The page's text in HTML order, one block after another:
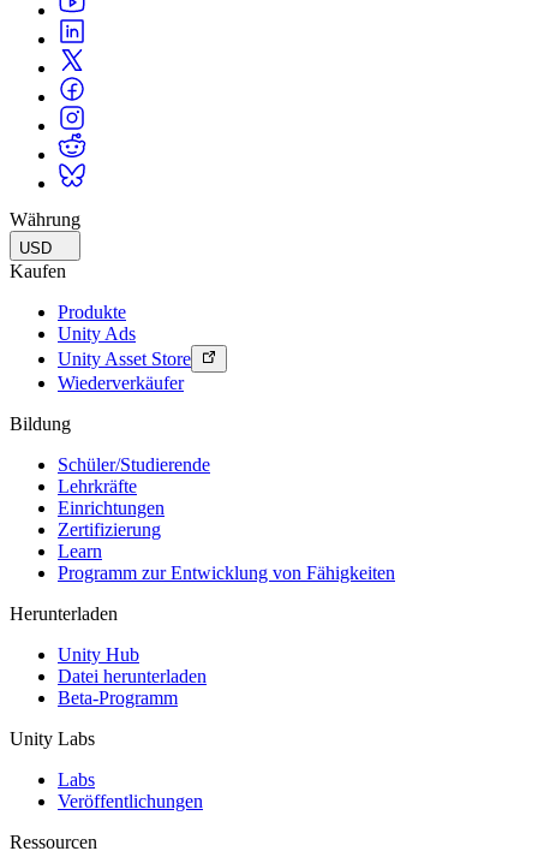
Währung
USD
Kaufen
Produkte
Unity Ads
Unity Asset Store
Wiederverkäufer
Bildung
Schüler/Studierende
Lehrkräfte
Einrichtungen
Zertifizierung
Learn
Programm zur Entwicklung von Fähigkeiten
Herunterladen
Unity Hub
Datei herunterladen
Beta-Programm
Unity Labs
Labs
Veröffentlichungen
Ressourcen